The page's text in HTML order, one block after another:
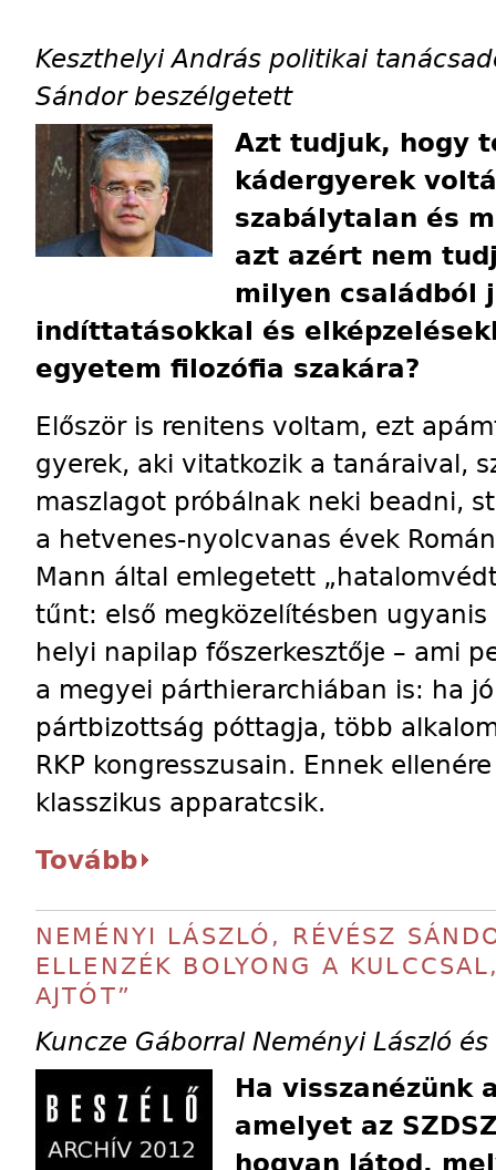
Keszthelyi András politikai
Sándor beszélgetett
Azt tudjuk, hogy
kádergyerek
szabálytalan és
azt azért nem
milyen családból
indíttatásokkal és
egyetem filozófia szakára?
Először is renitens voltam, ezt
gyerek, aki vitatkozik a tanáraival,
maszlagot próbálnak neki beadni,
a hetvenes-nyolcvanas évek
Mann által emlegetett
tűnt: első megközelítésben
helyi napilap főszerkesztője – ami
a megyei párthierarchiában is: ha
pártbizottság póttagja, több
RKP kongresszusain. Ennek
klasszikus apparatcsik.
Tovább
NEMÉNYI LÁSZLÓ, RÉVÉSZ
ELLENZÉK BOLYONG A
AJTÓT”
Kuncze Gáborral Neményi László
Ha visszanézünk
amelyet az
hogyan látod,